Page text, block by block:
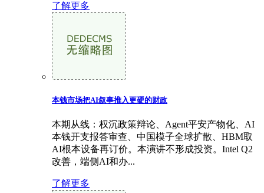
了解更多
本钱市场把AI叙事推入更硬的财政
本期从线：权沉政策辩论、Agent平安产物化、AI
本钱开支报答审查、中国模子全球扩散、HBM取
AI根本设备再订价。本演讲不形成投资。Intel Q2
改善，端侧AI和办...
了解更多